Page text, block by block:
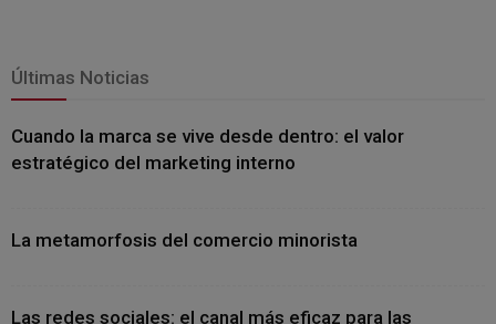
Últimas Noticias
Cuando la marca se vive desde dentro: el valor
estratégico del marketing interno
La metamorfosis del comercio minorista
Las redes sociales: el canal más eficaz para las